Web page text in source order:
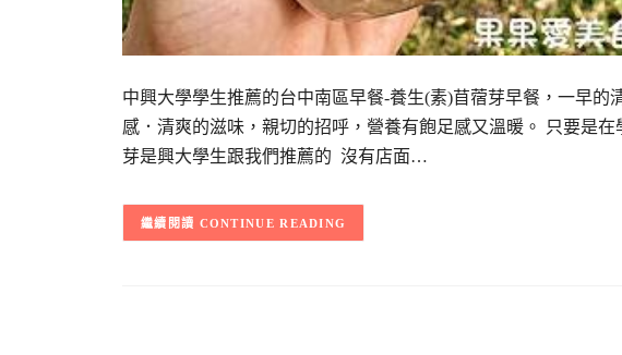
中興大學學生推薦的台中南區早餐-養生(素)苜蓿芽早餐，一早的
感．清爽的滋味，親切的招呼，營養有飽足感又溫暖。 只要是
芽是興大學生跟我們推薦的 沒有店面…
CONTINUE READING